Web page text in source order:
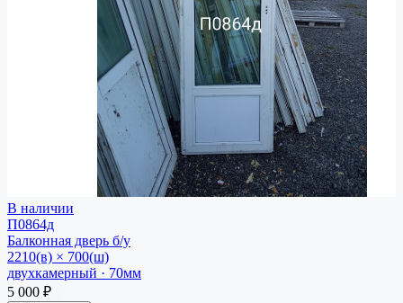
В наличии
П0864д
Балконная дверь б/у
2210(в) × 700(ш)
двухкамерный · 70мм
5 000 ₽